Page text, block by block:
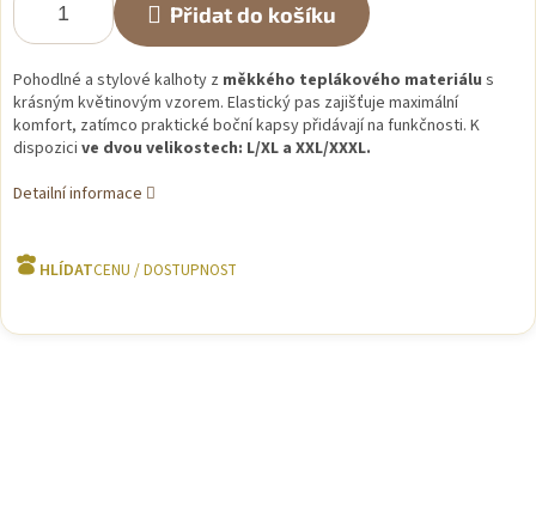
Přidat do košíku
Pohodlné a stylové kalhoty z měkkého teplákového materiálu s
krásným květinovým vzorem. Elastický pas zajišťuje maximální
komfort, zatímco praktické boční kapsy přidávají na funkčnosti. K
dispozici ve dvou velikostech: L/XL a XXL/XXXL.
Detailní informace
HLÍDAT